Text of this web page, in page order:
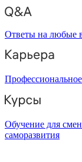
Ответы на любые
Обучение для
саморазвития